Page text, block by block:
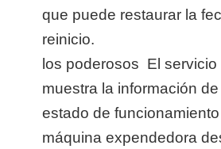
que puede restaurar la
reinicio.
los poderosos El
muestra la información de
estado de
máquina expendedora